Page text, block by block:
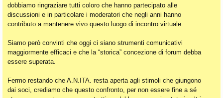
pi
di
dobbiamo ringraziare tutti coloro che hanno partecipato alle
discussioni e in particolare i moderatori che negli anni hanno
contributo a mantenere vivo questo luogo di incontro virtuale.
Siamo però convinti che oggi ci siano strumenti comunicativi
maggiormente efficaci e che la “storica” concezione di forum debba
essere superata.
Fermo restando che A.N.ITA. resta aperta agli stimoli che giungono
dai soci, crediamo che questo confronto, per non essere fine a sé